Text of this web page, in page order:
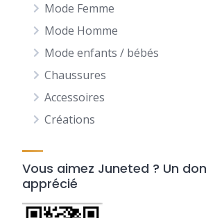
Mode Femme
Mode Homme
Mode enfants / bébés
Chaussures
Accessoires
Créations
Vous aimez Juneted ? Un
apprécié